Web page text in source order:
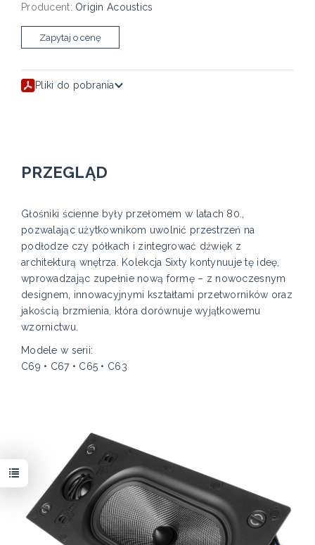
Producent: Origin Acoustics
Zapytaj o cenę
Pliki do pobrania
PRZEGLĄD
Głośniki ścienne były przełomem w latach 80.,
pozwalając użytkownikom uwolnić przestrzeń na
podłodze czy półkach i zintegrować dźwięk z
architekturą wnętrza. Kolekcja Sixty kontynuuje tę ideę,
wprowadzając zupełnie nową formę – z nowoczesnym
designem, innowacyjnymi kształtami przetworników oraz
jakością brzmienia, która dorównuje wyjątkowemu
wzornictwu.
Modele w serii:
C69 • C67 • C65 • C63